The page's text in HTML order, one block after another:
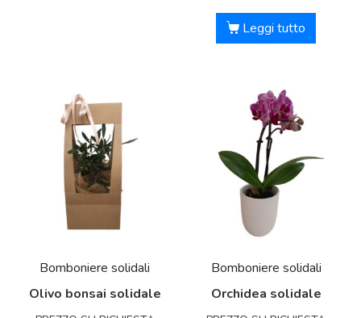
Leggi tutto
Bomboniere solidali
Olivo bonsai solidale
Bomboniere solidali
Orchidea solidale